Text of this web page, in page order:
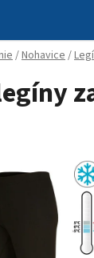
/Nohavice/